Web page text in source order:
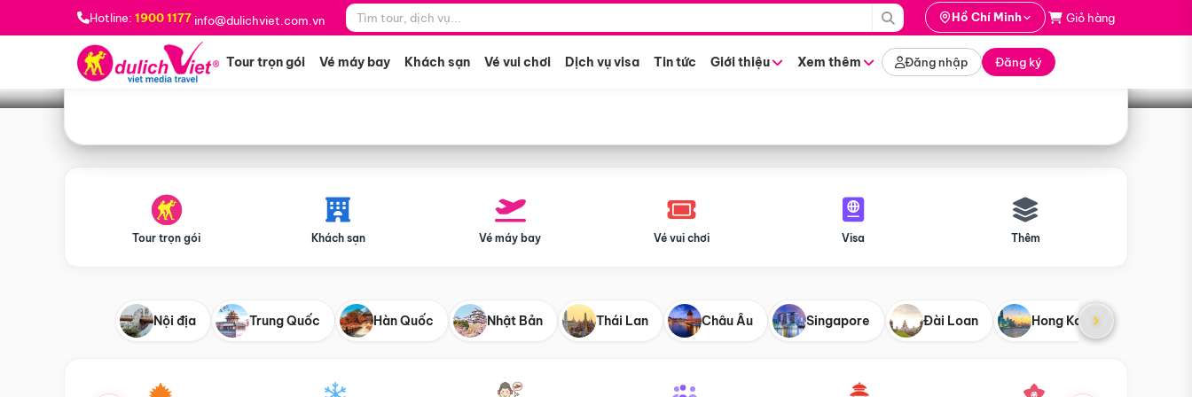
Hotline: 1900 1177 info@dulichviet.com.vn Hồ Chí Minh Giỏ hàng
Tour trọn gói Vé máy bay Khách sạn Vé vui chơi Dịch vụ visa Tin tức Giới thiệu Xem thêm Đăng nhập Đăng ký
Bạn muốn đi đâu? *
Tìm tour
Tour trọn gói Khách sạn Vé máy bay Vé vui chơi Visa Thêm
Nội địa Trung Quốc Hàn Quốc Nhật Bản Thái Lan Châu Âu Singapore Đài Loan Hong Kong